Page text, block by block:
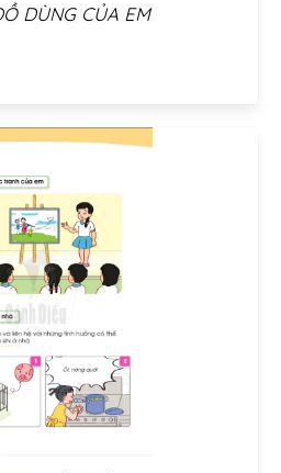
DÙNG CỦA EM